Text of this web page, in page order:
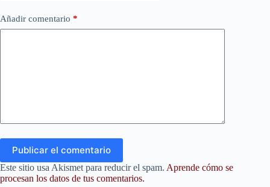
Añadir comentario *
Publicar el comentario
Este sitio usa Akismet para reducir el spam. Aprende cómo se
procesan los datos de tus comentarios.